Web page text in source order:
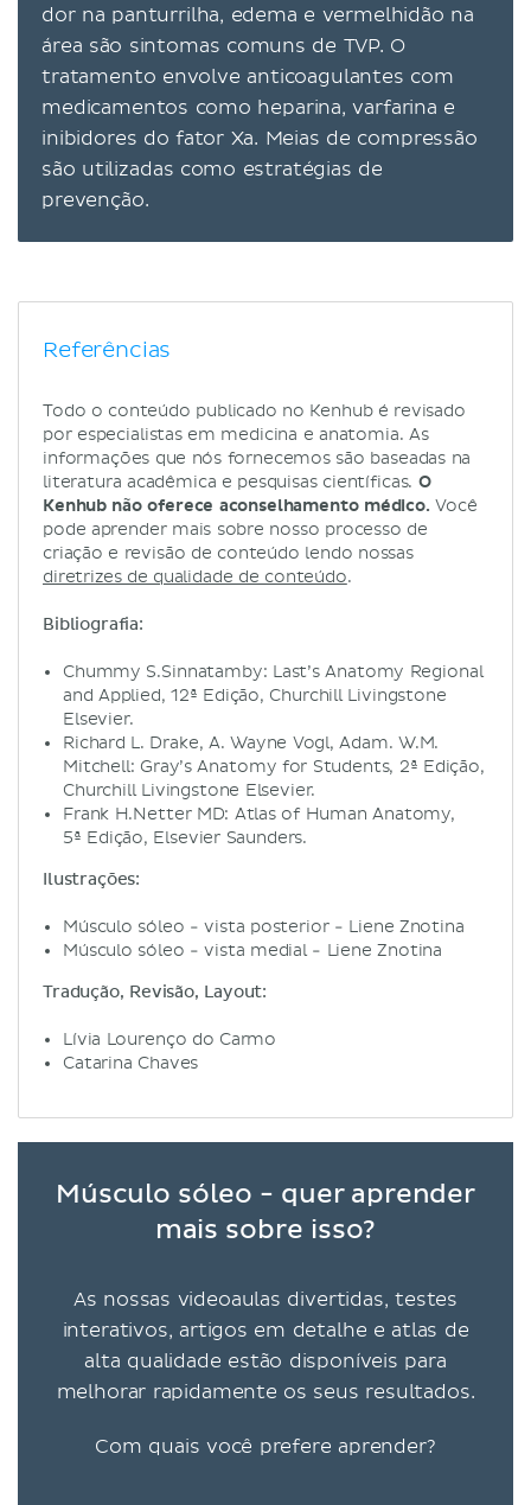
dor na panturrilha, edema e vermelhidão na
área são sintomas comuns de TVP. O
tratamento envolve anticoagulantes com
medicamentos como heparina, varfarina e
inibidores do fator Xa. Meias de compressão
são utilizadas como estratégias de
prevenção.
Referências
Todo o conteúdo publicado no Kenhub é revisado
por especialistas em medicina e anatomia. As
informações que nós fornecemos são baseadas na
literatura acadêmica e pesquisas científicas. O
Kenhub não oferece aconselhamento médico. Você
pode aprender mais sobre nosso processo de
criação e revisão de conteúdo lendo nossas
diretrizes de qualidade de conteúdo.
Bibliografia:
Chummy S.Sinnatamby: Last’s Anatomy Regional
and Applied, 12ª Edição, Churchill Livingstone
Elsevier.
Richard L. Drake, A. Wayne Vogl, Adam. W.M.
Mitchell: Gray’s Anatomy for Students, 2ª Edição,
Churchill Livingstone Elsevier.
Frank H.Netter MD: Atlas of Human Anatomy,
5ª Edição, Elsevier Saunders.
Ilustrações:
Músculo sóleo - vista posterior - Liene Znotina
Músculo sóleo - vista medial - Liene Znotina
Tradução, Revisão, Layout:
Lívia Lourenço do Carmo
Catarina Chaves
Músculo sóleo - quer aprender
mais sobre isso?
As nossas videoaulas divertidas, testes
interativos, artigos em detalhe e atlas de
alta qualidade estão disponíveis para
melhorar rapidamente os seus resultados.
Com quais você prefere aprender?